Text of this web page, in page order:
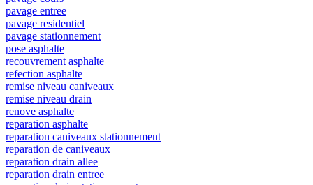
pavage entree
pavage residentiel
pavage stationnement
pose asphalte
recouvrement asphalte
refection asphalte
remise niveau caniveaux
remise niveau drain
renove asphalte
reparation asphalte
reparation caniveaux stationnement
reparation de caniveaux
reparation drain allee
reparation drain entree